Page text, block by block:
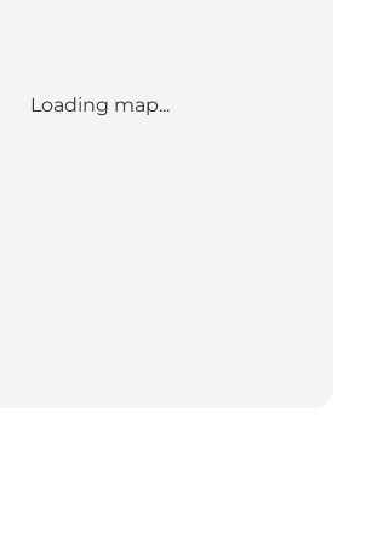
Loading map...